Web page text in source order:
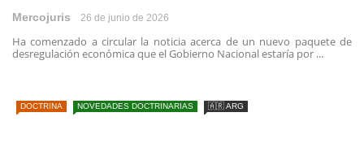
Mercojuris 26 de junio de 2026
Ha comenzado a circular la noticia acerca de un nuevo paquete de
desregulación económica que el Gobierno Nacional estaría por ...
DOCTRINA NOVEDADES DOCTRINARIAS 🇦🇷 ARG